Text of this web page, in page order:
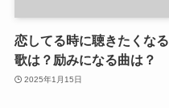
恋してる時に聴きたくなる
歌は？励みになる曲は？
2025年1月15日